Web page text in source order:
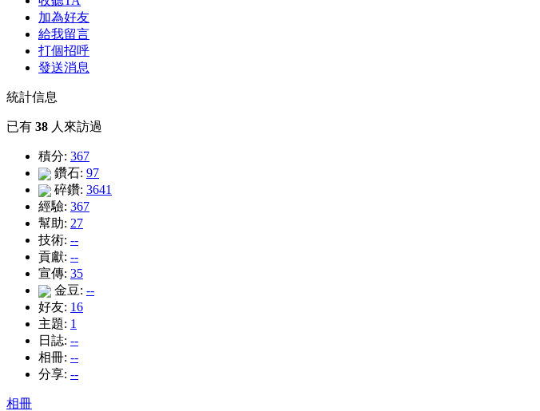
加為好友
給我留言
打個招呼
發送消息
統計信息
已有 38 人來訪過
積分: 367
鑽石: 97
碎鑽: 3641
經驗: 367
幫助: 27
技術: --
貢獻: --
宣傳: 35
金豆: --
好友: 16
主題: 1
日誌: --
相冊: --
分享: --
相冊